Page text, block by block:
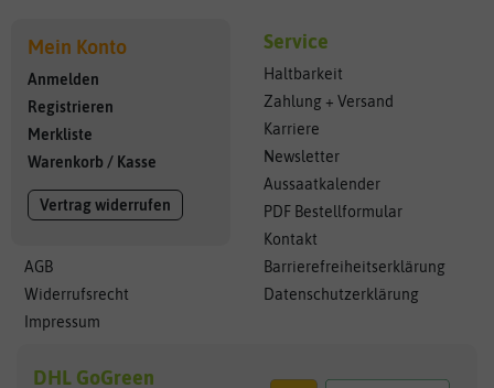
Mein Konto
Anmelden
Registrieren
Merkliste
Warenkorb / Kasse
Vertrag widerrufen
AGB
Widerrufsrecht
Impressum
Service
Haltbarkeit
Zahlung + Versand
Karriere
Newsletter
Aussaatkalender
PDF Bestellformular
Kontakt
Barrierefreiheitserklärung
Datenschutzerklärung
DHL GoGreen